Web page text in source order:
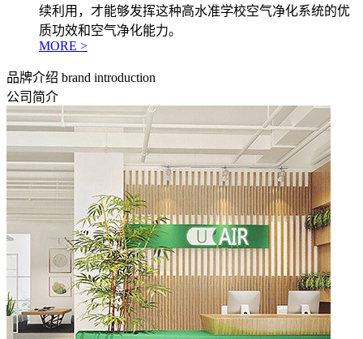
续利用，才能够发挥这种高水准学校空气净化系统的优
质功效和空气净化能力。
MORE >
品牌介绍 brand introduction
公司简介